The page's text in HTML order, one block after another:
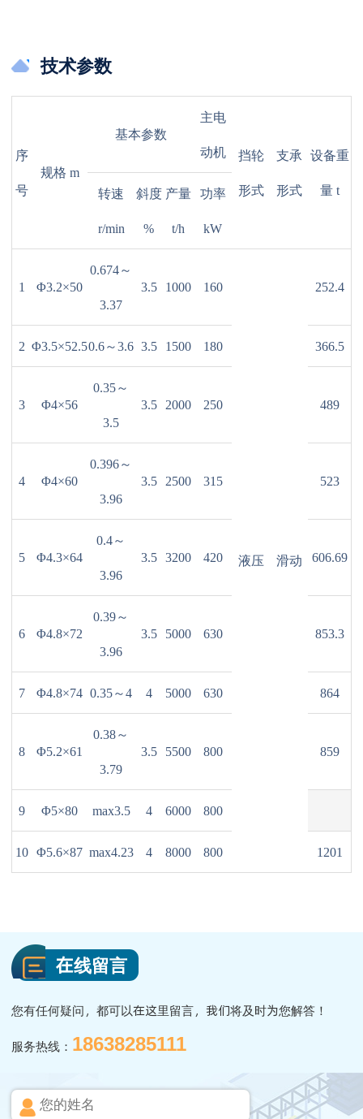
技术参数
序
号
规格 m
基本参数
主电
动机 挡轮
形式
支承
形式
设备重
量t
转速
r/min
斜度
%
产量
t/h
功率
kW
1 Φ3.2×50
0.674～
3.37
3.5 1000 160
液压 滑动
252.4
2 Φ3.5×52.50.6～3.6 3.5 1500 180 366.5
3 Φ4×56
0.35～
3.5
3.5 2000 250 489
4 Φ4×60
0.396～
3.96
3.5 2500 315 523
5 Φ4.3×64
0.4～
3.96
3.5 3200 420 606.69
6 Φ4.8×72
0.39～
3.96
3.5 5000 630 853.3
7 Φ4.8×74 0.35～4 4 5000 630 864
8 Φ5.2×61
0.38～
3.79
3.5 5500 800 859
9 Φ5×80 max3.5 4 6000 800
10 Φ5.6×87 max4.23 4 8000 800 1201
在线留言
您有任何疑问，都可以在这里留言，我们将及时为您解答！
服务热线： 18638285111